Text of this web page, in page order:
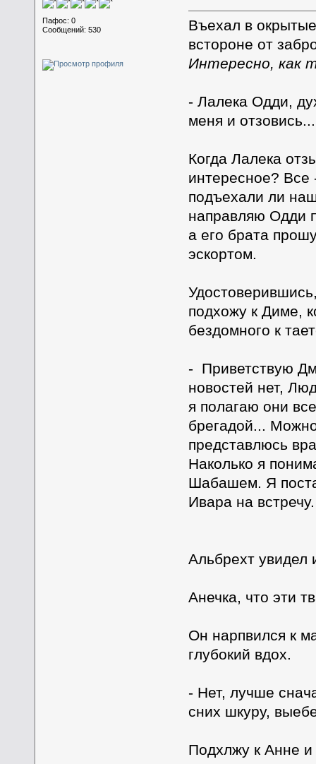
Пафос: 0
Сообщений: 530
Въехал в
встороне от
Интересно, как
- Лалека Одди,
меня и отзовись...
Когда Лалека
интересное?
подъехали ли
направляю Одди
а его брата
эскортом.
подхожу к Диме,
бездомного к
- Приветствую
новостей нет,
я полагаю они
брегадой...
представлюсь
Наколько я
Шабашем. Я
Ивара на
Альбрехт увидел
Анечка, что эти
Он нарпвился к
глубокий вдох.
- Нет, лучше
сних шкуру,
Подхлжу к Анне